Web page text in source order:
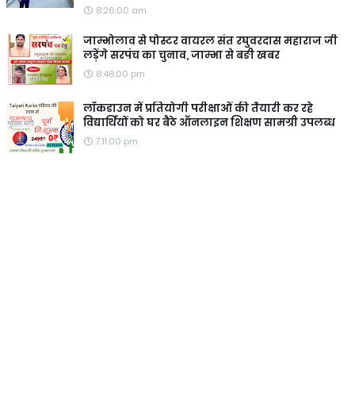
8:26:00 am
जाम्भोलाव से पोस्टर वायरल संत रघुवरदास महाराज जी
लड़ेंगे सरपंच का चुनाव, जाम्भा से बङी खबर
8:48:00 pm
लॉकडाउन में प्रतियोगी परीक्षाओं की तैयारी कर रहे
विद्यार्थियों को घर बैठे ऑनलाइन शिक्षण सामग्री उपलब्ध
7:11:00 pm